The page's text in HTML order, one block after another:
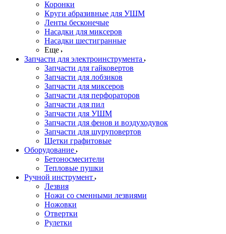
Коронки
Круги абразивные для УШМ
Ленты бесконечые
Насадки для миксеров
Насадки шестигранные
Еще
Запчасти для электроинструмента
Запчасти для гайковертов
Запчасти для лобзиков
Запчасти для миксеров
Запчасти для перфораторов
Запчасти для пил
Запчасти для УШМ
Запчасти для фенов и воздуходувок
Запчасти для шуруповертов
Щетки графитовые
Оборудование
Бетоносмесители
Тепловые пушки
Ручной инструмент
Лезвия
Ножи со сменными лезвиями
Ножовки
Отвертки
Рулетки